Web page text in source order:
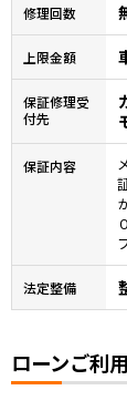
修理回数
上限金額
保証修理受
付先
保証内容
法定整備
ローンご利